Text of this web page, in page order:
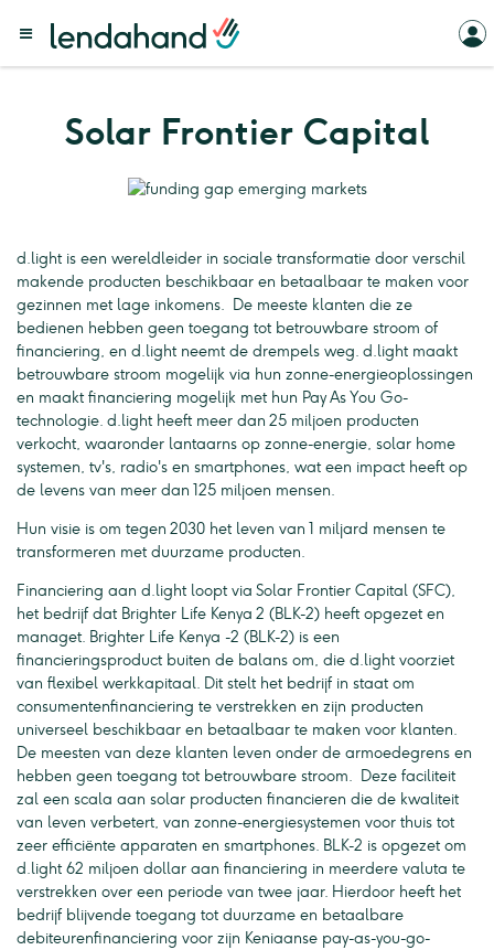
Solar Frontier Capital
d.light is een wereldleider in sociale transformatie door verschil
makende producten beschikbaar en betaalbaar te maken voor
gezinnen met lage inkomens. De meeste klanten die ze
bedienen hebben geen toegang tot betrouwbare stroom of
financiering, en d.light neemt de drempels weg. d.light maakt
betrouwbare stroom mogelijk via hun zonne-energieoplossingen
en maakt financiering mogelijk met hun Pay As You Go-
technologie. d.light heeft meer dan 25 miljoen producten
verkocht, waaronder lantaarns op zonne-energie, solar home
systemen, tv's, radio's en smartphones, wat een impact heeft op
de levens van meer dan 125 miljoen mensen.
Hun visie is om tegen 2030 het leven van 1 miljard mensen te
transformeren met duurzame producten.
Financiering aan d.light loopt via Solar Frontier Capital (SFC),
het bedrijf dat Brighter Life Kenya 2 (BLK-2) heeft opgezet en
managet. Brighter Life Kenya -2 (BLK-2) is een
financieringsproduct buiten de balans om, die d.light voorziet
van flexibel werkkapitaal. Dit stelt het bedrijf in staat om
consumentenfinanciering te verstrekken en zijn producten
universeel beschikbaar en betaalbaar te maken voor klanten.
De meesten van deze klanten leven onder de armoedegrens en
hebben geen toegang tot betrouwbare stroom. Deze faciliteit
zal een scala aan solar producten financieren die de kwaliteit
van leven verbetert, van zonne-energiesystemen voor thuis tot
zeer efficiënte apparaten en smartphones. BLK-2 is opgezet om
d.light 62 miljoen dollar aan financiering in meerdere valuta te
verstrekken over een periode van twee jaar. Hierdoor heeft het
bedrijf blijvende toegang tot duurzame en betaalbare
debiteurenfinanciering voor zijn Keniaanse pay-as-you-go-